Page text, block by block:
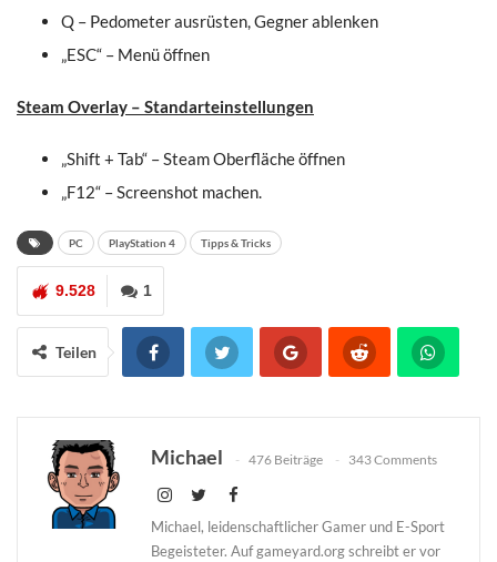
Q – Pedometer ausrüsten, Gegner ablenken
„ESC“ – Menü öffnen
Steam Overlay – Standarteinstellungen
„Shift + Tab“ – Steam Oberfläche öffnen
„F12“ – Screenshot machen.
PC PlayStation 4 Tipps & Tricks
1
9.528
Teilen
Michael 476 Beiträge 343 Comments
Michael, leidenschaftlicher Gamer und E-Sport
Begeisteter. Auf gameyard.org schreibt er vor